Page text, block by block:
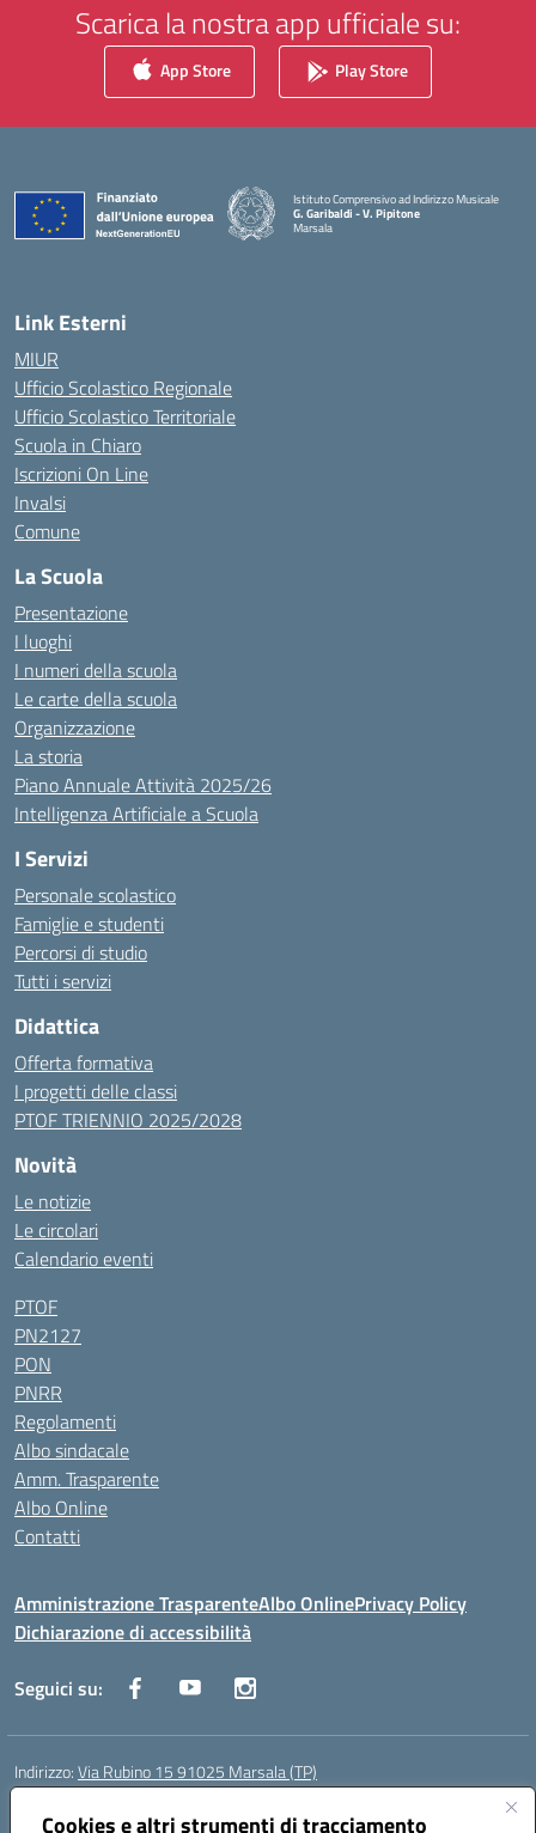
Cookies e altri strumenti di tracciamento
Scarica la nostra app ufficiale su:
App Store Play Store
Istituto Comprensivo ad Indirizzo Musicale
G. Garibaldi - V. Pipitone
Marsala
Link Esterni
MIUR
Ufficio Scolastico Regionale
Ufficio Scolastico Territoriale
Scuola in Chiaro
Iscrizioni On Line
Invalsi
Comune
La Scuola
Presentazione
I luoghi
I numeri della scuola
Le carte della scuola
Organizzazione
La storia
Piano Annuale Attività 2025/26
Intelligenza Artificiale a Scuola
I Servizi
Personale scolastico
Famiglie e studenti
Percorsi di studio
Tutti i servizi
Didattica
Offerta formativa
I progetti delle classi
PTOF TRIENNIO 2025/2028
Novità
Le notizie
Le circolari
Calendario eventi
PTOF
PN2127
PON
PNRR
Regolamenti
Albo sindacale
Amm. Trasparente
Albo Online
Contatti
Amministrazione TrasparenteAlbo OnlinePrivacy Policy
Dichiarazione di accessibilità
Seguici su:
Indirizzo:Via Rubino 15 91025 Marsala (TP)
Centralino:
Posta elettronica certificata (PEC):TPIC83900G@pec.istruzione.it